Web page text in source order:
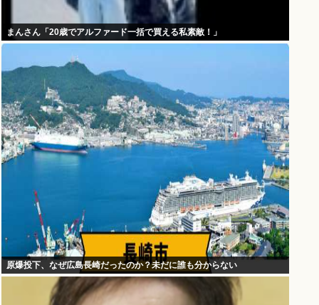
まんさん「20歳でアルファード一括で買える私素敵！」
原爆投下、なぜ広島長崎だったのか？未だに誰も分からない